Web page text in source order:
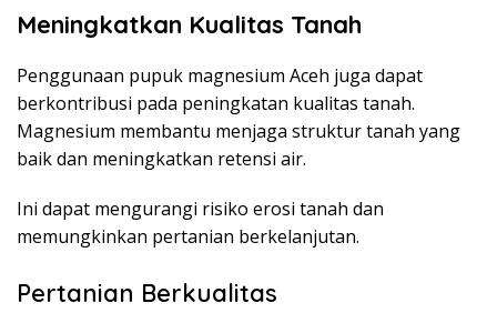
Meningkatkan Kualitas Tanah
Penggunaan pupuk magnesium Aceh juga dapat
berkontribusi pada peningkatan kualitas tanah.
Magnesium membantu menjaga struktur tanah yang
baik dan meningkatkan retensi air.
Ini dapat mengurangi risiko erosi tanah dan
memungkinkan pertanian berkelanjutan.
Pertanian Berkualitas